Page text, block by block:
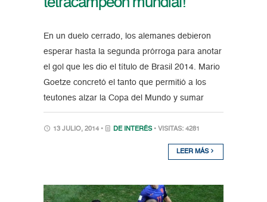
tetracampeón mundial!
En un duelo cerrado, los alemanes debieron
esperar hasta la segunda prórroga para anotar
el gol que les dio el título de Brasil 2014. Mario
Goetze concretó el tanto que permitió a los
teutones alzar la Copa del Mundo y sumar
13 JULIO, 2014 • DE INTERÉS • VISITAS: 4281
LEER MÁS